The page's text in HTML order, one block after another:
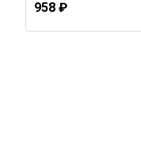
958 ₽